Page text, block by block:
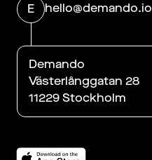
E hello@demando.io
Demando
Västerlånggatan 28
11229 Stockholm